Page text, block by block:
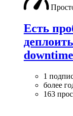
Есть
1
более
163